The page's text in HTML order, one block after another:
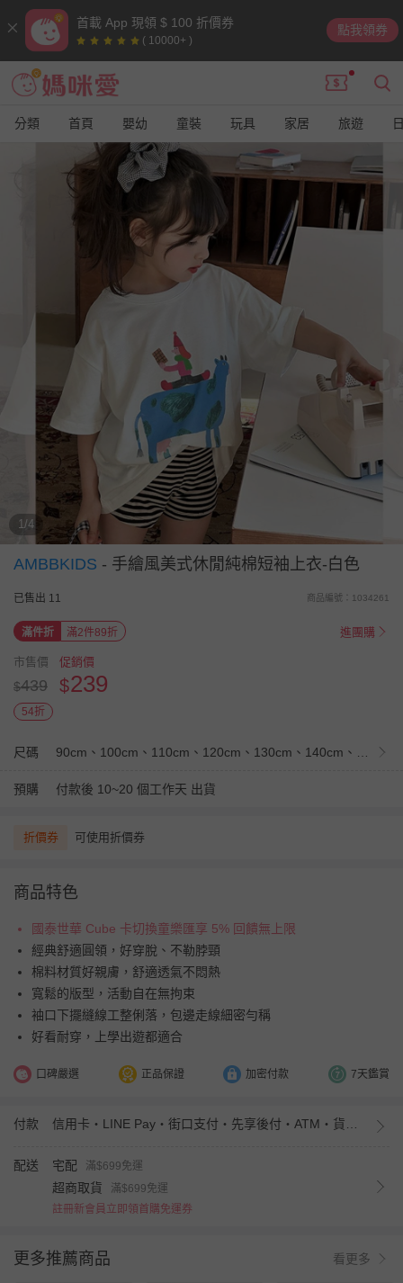
首載 App 現領 $ 100 折價券
( 10000+ )
點我領券
分類 首頁 嬰幼 童裝 玩具 家居 旅遊
1/4
AMBBKIDS - 手繪風美式休閒純棉短袖上衣-白色
已售出 11 商品編號：1034261
滿件折 滿2件89折 進團購
市售價
$439
促銷價
$239
54折
尺碼
預購 付款後 10~20 個工作天 出貨
折價券 可使用折價券
商品特色
國泰世華 Cube 卡切換童樂匯享 5% 回饋無上限
經典舒適圓領，好穿脫、不勒脖頸
棉料材質好親膚，舒適透氣不悶熱
寬鬆的版型，活動自在無拘束
袖口下擺縫線工整俐落，包邊走線細密勻稱
好看耐穿，上學出遊都適合
口碑嚴選 正品保證 加密付款 7天鑑賞
付款
配送 宅配 滿$699免運
超商取貨
滿$699免運
註冊新會員立即領首購免運券
更多推薦商品 看更多